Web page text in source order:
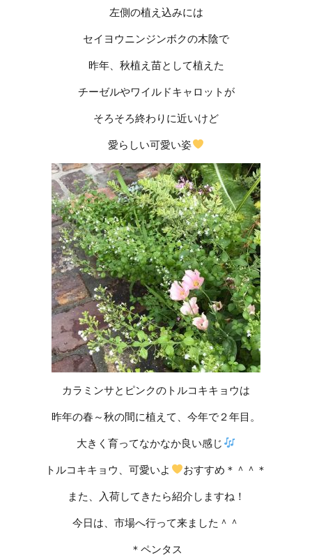
左側の植え込みには
セイヨウニンジンボクの木陰で
昨年、秋植え苗として植えた
チーゼルやワイルドキャロットが
そろそろ終わりに近いけど
愛らしい可愛い姿
カラミンサとピンクのトルコキキョウは
昨年の春～秋の間に植えて、今年で２年目。
大きく育ってなかなか良い感じ
トルコキキョウ、可愛いよ おすすめ＊＾＾＊
また、入荷してきたら紹介しますね！
今日は、市場へ行って来ました＾＾
＊ペンタス